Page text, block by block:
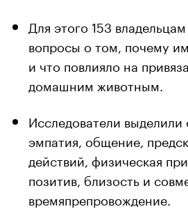
Для этого 153
вопросы о том, почему
и что повлияло на
домашним животным.
Исследователи
эмпатия, общение,
действий, физическая
позитив, близость и
времяпрепровождение.